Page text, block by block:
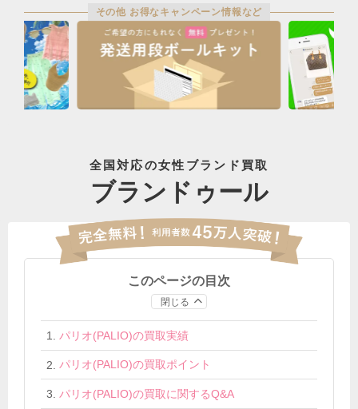
その他 お得なキャンペーン情報など
全国対応の女性ブランド買取
ブランドゥール
このページの目次
閉じる
パリオ(PALIO)の買取実績
パリオ(PALIO)の買取ポイント
パリオ(PALIO)の買取に関するQ&A